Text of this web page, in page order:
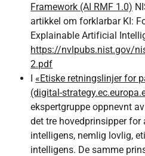
Framework (AI RMF 1.0)
artikkel om forklarbar KI:
Explainable Artificial
https://nvlpubs.nist.gov/
2.pdf
I «Etiske retningslinjer for
(digital-
ekspertgruppe oppnevnt
det tre hovedprinsipper for
intelligens, nemlig lovlig,
intelligens. De samme